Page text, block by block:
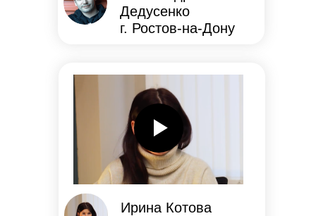
Дедусенко
г. Ростов-на-Дону
Ирина Котова